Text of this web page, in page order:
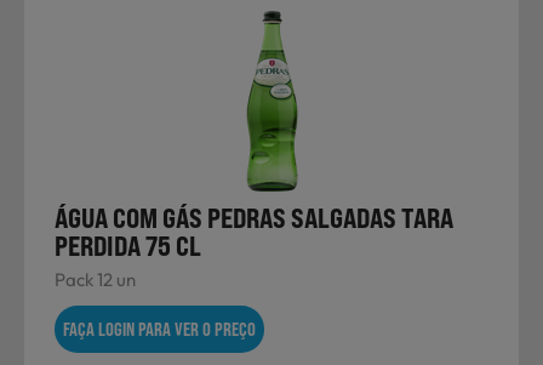
ÁGUA COM GÁS PEDRAS SALGADAS TARA
PERDIDA 75 CL
Pack 12 un
FAÇA LOGIN PARA VER O PREÇO